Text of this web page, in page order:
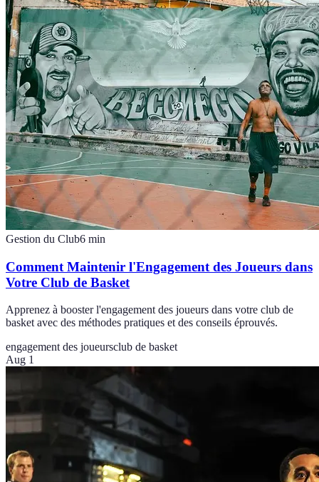
Gestion du Club6 min
Comment Maintenir l'Engagement des Joueurs dans
Votre Club de Basket
Apprenez à booster l'engagement des joueurs dans votre club de
basket avec des méthodes pratiques et des conseils éprouvés.
engagement des joueursclub de basket
Aug 1